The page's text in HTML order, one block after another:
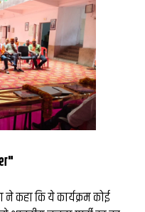
ने कहा कि ये कार्यक्रम कोई